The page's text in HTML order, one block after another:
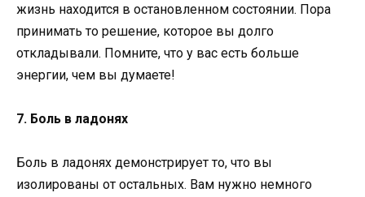
жизнь находится в остановленном состоянии. Пора
принимать то решение, которое вы долго
откладывали. Помните, что у вас есть больше
энергии, чем вы думаете!
7. Боль в ладонях
Боль в ладонях демонстрирует то, что вы
изолированы от остальных. Вам нужно немного